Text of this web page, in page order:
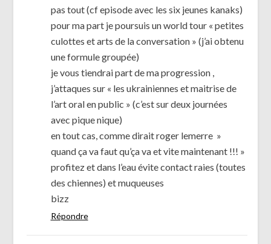
pas tout (cf episode avec les six jeunes kanaks)
pour ma part je poursuis un world tour « petites
culottes et arts de la conversation » (j’ai obtenu
une formule groupée)
je vous tiendrai part de ma progression ,
j’attaques sur « les ukrainiennes et maitrise de
l’art oral en public » (c’est sur deux journées
avec pique nique)
en tout cas, comme dirait roger lemerre »
quand ça va faut qu’ça va et vite maintenant !!! »
profitez et dans l’eau évite contact raies (toutes
des chiennes) et muqueuses
bizz
Répondre